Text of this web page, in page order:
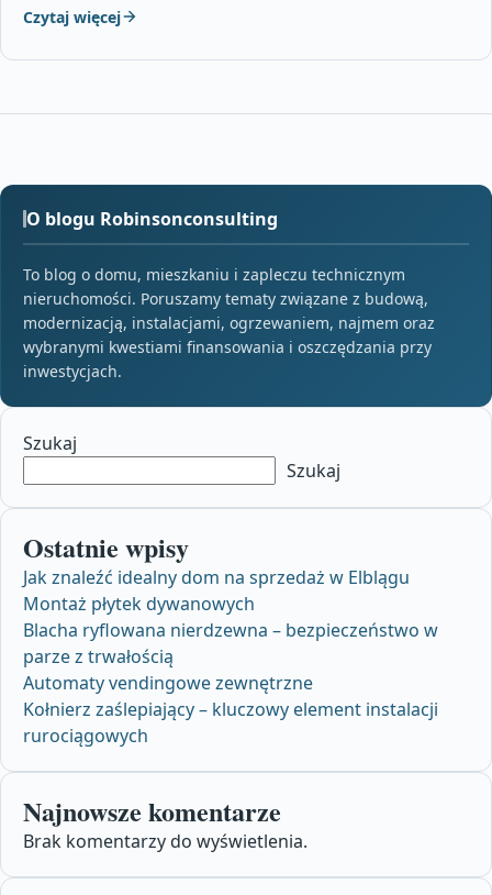
Czytaj więcej
O blogu Robinsonconsulting
To blog o domu, mieszkaniu i zapleczu technicznym
nieruchomości. Poruszamy tematy związane z budową,
modernizacją, instalacjami, ogrzewaniem, najmem oraz
wybranymi kwestiami finansowania i oszczędzania przy
inwestycjach.
Szukaj
Szukaj
Ostatnie wpisy
Jak znaleźć idealny dom na sprzedaż w Elblągu
Montaż płytek dywanowych
Blacha ryflowana nierdzewna – bezpieczeństwo w
parze z trwałością
Automaty vendingowe zewnętrzne
Kołnierz zaślepiający – kluczowy element instalacji
rurociągowych
Najnowsze komentarze
Brak komentarzy do wyświetlenia.